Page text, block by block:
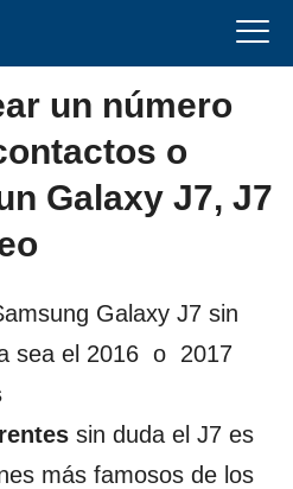
un número
o
Galaxy J7, J7
Galaxy J7 sin
sea el 2016 o 2017
sin duda el J7 es
más famosos de los